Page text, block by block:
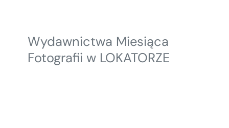
Wydawnictwa Miesiąca
Fotografii w LOKATORZE